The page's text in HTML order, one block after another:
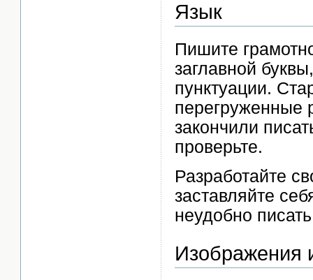
Язык
Пишите
заглавной
пунктуации.
перегруженные
закончили
проверьте.
Разработайте
заставляйте
неудобно
Изображения